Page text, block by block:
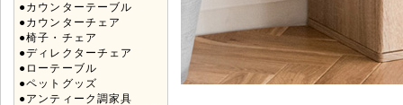
●カウンターテーブル
●カウンターチェア
●椅子・チェア
●ディレクターチェア
●ローテーブル
●ペットグッズ
●アンティーク調家具